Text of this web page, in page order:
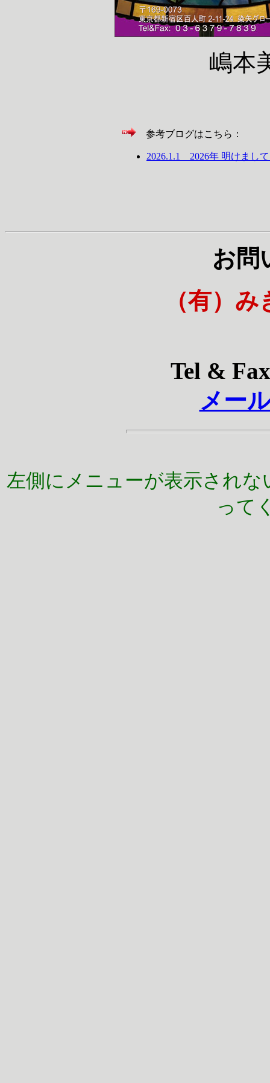
嶋本美
参考ブログはこちら：
2026.1.1 2026年 明けまし
お問
（有）
Tel &
メー
左側にメニューが表示されな
って